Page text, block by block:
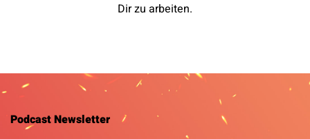
Dir zu arbeiten.
Podcast Newsletter